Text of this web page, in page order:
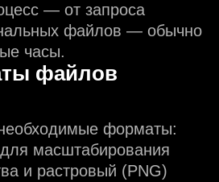
— от запроса
файлов — обычно
часы.
файлов
форматы:
масштабирования
и растровый (PNG)